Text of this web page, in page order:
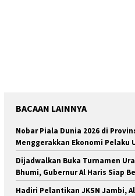
BACAAN LAINNYA
Nobar Piala Dunia 2026 di
Menggerakkan Ekonomi Pelaku
Dijadwalkan Buka Turnamen
Bhumi, Gubernur Al Haris Siap
Hadiri Pelantikan JKSN Jambi,